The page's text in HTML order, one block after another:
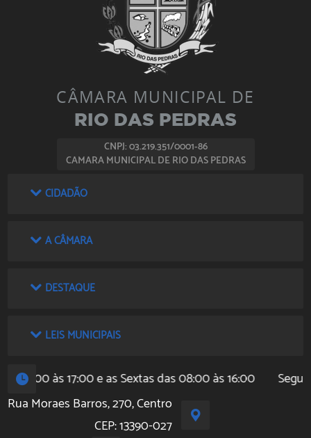
CÂMARA MUNICIPAL DE
RIO DAS PEDRAS
CNPJ: 03.219.351/0001-86
CAMARA MUNICIPAL DE RIO DAS PEDRAS
CIDADÃO
A CÂMARA
DESTAQUE
LEIS MUNICIPAIS
08:00 às 17:00 e as Sextas das 08:00 às 16:00
Rua Moraes Barros, 270, Centro
CEP: 13390-027